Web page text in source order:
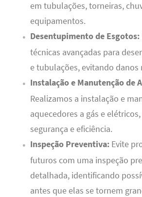
em tubulações, torneiras,
equipamentos.
Desentupimento de Esgotos:
técnicas avançadas para
e tubulações, evitando danos
Instalação e Manutenção de
Realizamos a instalação e
aquecedores a gás e
segurança e eficiência.
Inspeção Preventiva:Evite
futuros com uma inspeção
detalhada, identificando
antes que elas se tornem